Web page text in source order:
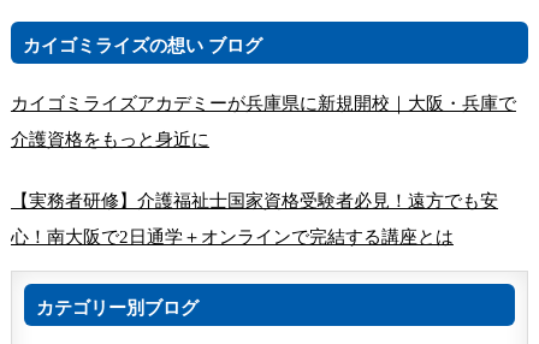
カイゴミライズの想い ブログ
カイゴミライズアカデミーが兵庫県に新規開校｜大阪・兵庫で
介護資格をもっと身近に
【実務者研修】介護福祉士国家資格受験者必見！遠方でも安
心！南大阪で2日通学＋オンラインで完結する講座とは
カテゴリー別ブログ